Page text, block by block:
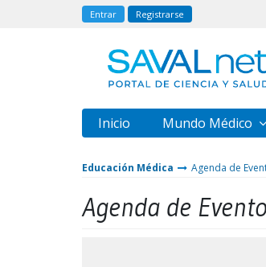
Entrar Registrarse
Inicio Mundo Médico
Educación Médica Agenda de
Agenda de